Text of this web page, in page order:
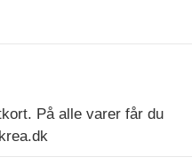
På alle varer får du